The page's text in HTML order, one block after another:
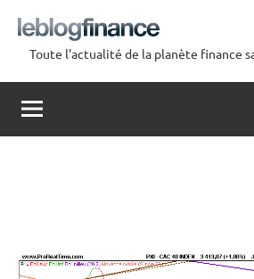
contenu
Le
Blog
Finance
Toute l'actualité de la planète finance